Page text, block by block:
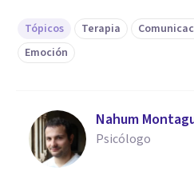
Tópicos Terapia
Emoción
Nahum
Psicólogo